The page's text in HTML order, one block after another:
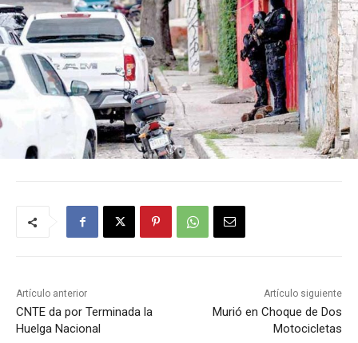
Artículo anterior
CNTE da por Terminada la
Huelga Nacional
Artículo siguiente
Murió en Choque de Dos
Motocicletas